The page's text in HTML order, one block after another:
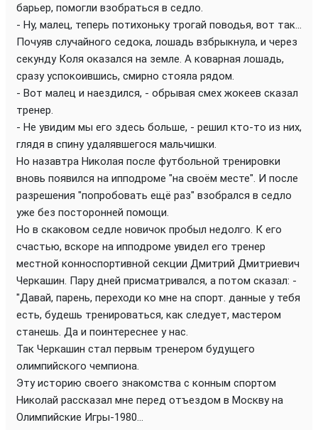
барьер, помогли взобраться в седло.
- Ну, малец, теперь потихоньку трогай поводья, вот так...
Почуяв случайного седока, лошадь взбрыкнула, и через
секунду Коля оказался на земле. А коварная лошадь,
сразу успокоившись, смирно стояла рядом.
- Вот малец и наездился, - обрывая смех жокеев сказал
тренер.
- Не увидим мы его здесь больше, - решил кто-то из них,
глядя в спину удалявшегося мальчишки.
Но назавтра Николая после футбольной тренировки
вновь появился на ипподроме "на своём месте". И после
разрешения "попробовать ещё раз" взобрался в седло
уже без посторонней помощи.
Но в скаковом седле новичок пробыл недолго. К его
счастью, вскоре на ипподроме увидел его тренер
местной конноспортивной секции Дмитрий Дмитриевич
Черкашин. Пару дней присматривался, а потом сказал: -
"Давай, парень, переходи ко мне на спорт. данные у тебя
есть, будешь тренироваться, как следует, мастером
станешь. Да и поинтереснее у нас.
Так Черкашин стал первым тренером будущего
олимпийского чемпиона.
Эту историю своего знакомства с конным спортом
Николай рассказал мне перед отъездом в Москву на
Олимпийские Игры-1980...